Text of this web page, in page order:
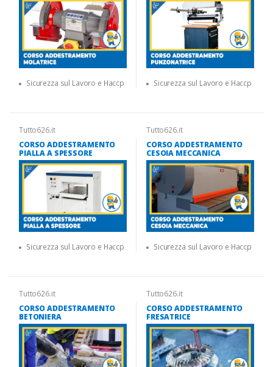
Sicurezza sul Lavoro e Haccp Sicurezza sul Lavoro e Haccp
Tutto626.it
CORSO ADDESTRAMENTO
PIALLA A SPESSORE
Sicurezza sul Lavoro e Haccp
Tutto626.it
CORSO ADDESTRAMENTO
CESOIA MECCANICA
Sicurezza sul Lavoro e Haccp
Tutto626.it
CORSO ADDESTRAMENTO
BETONIERA
Tutto626.it
CORSO ADDESTRAMENTO
FRESATRICE